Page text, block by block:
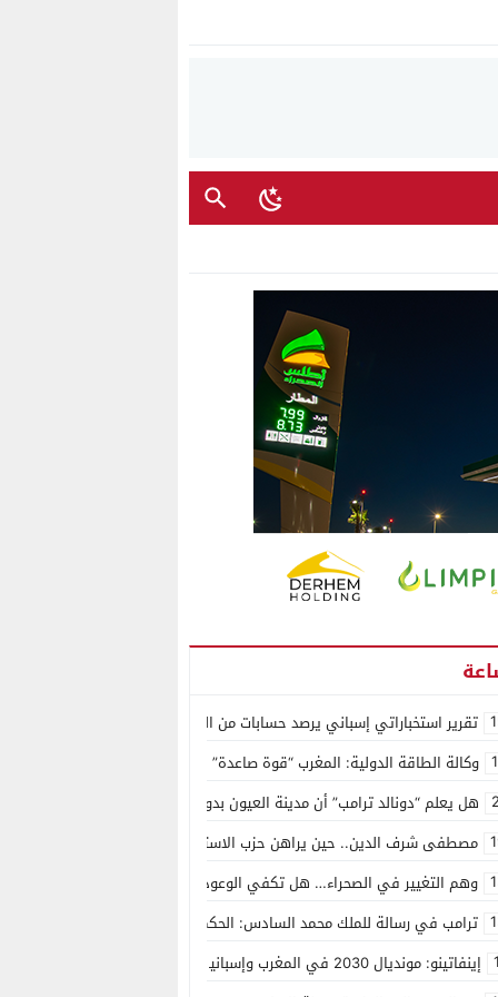
تقرير استخباراتي إسباني يرصد حسابات من الجزائر وأرقاما بـ”213+” ضمن حملة رقمية منظمة حرّضت على اقتحام سبتة
وكالة الطاقة الدولية: المغرب “قوة صاعدة” في سوق المعادن الاستراتيجية
هل يعلم “دونالد ترامب” أن مدينة العيون بدون ماء؟
مصطفى شرف الدين.. حين يراهن حزب الاستقلال على الكفاءة ويمنح الشباب
وهم التغيير في الصحراء… هل تكفي الوعود الفارغة لصناعة الواقع؟
ترامب في رسالة للملك محمد السادس: الحكم الذاتي هو الأساس الوحيد لحل
إينفاتينو: مونديال 2030 في المغرب وإسبانيا والبرتغال سيكون “الأجمل في التاريخ”